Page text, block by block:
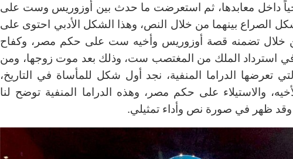
حياً داخل معابدها، ثم استعرضت ما حدث بين أوزوريس وست على
الصراع بينهما من خلال النص، وهذا الشكل الأدبي احتوى على
خلال تضمنه قصة أوزوريس وأخيه ست على حكم مصر، وكفاح
استرداد الملك من المغتصب ست، وذلك بعد موت زوجها، ومن
الدراما المنفية، نجد أول شكل للمأساة في التاريخ،
والاستيلاء على حكم مصر، وهذه الدراما المنفية توضح لنا
وقد ظهر في صورة نص وأداء تمثيلي.